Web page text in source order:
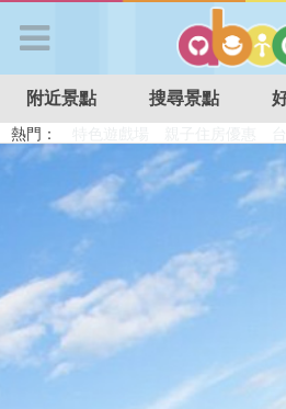
APP登入
首 頁
搜尋景點
好康優惠
附近景點 搜尋景點
熱門：
特色遊戲場
親子住房優惠 台北親子餐廳